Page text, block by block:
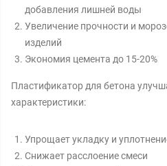
добавления лишней воды
Увеличение прочности и
изделий
Экономия цемента до 15-20%
Пластификатор для бетона
характеристики:
Упрощает укладку и
Снижает расслоение смеси